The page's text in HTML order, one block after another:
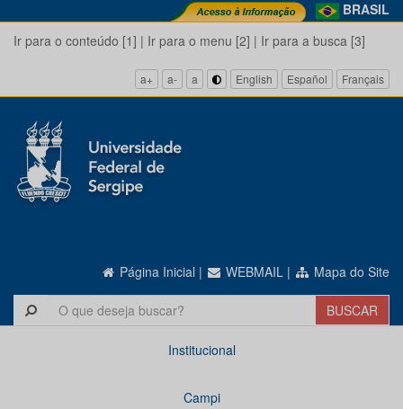
BRASIL
Ir para o conteúdo [1] | Ir para o menu [2] | Ir para a busca [3]
a+ a- a English Español Français
Página Inicial | WEBMAIL | Mapa do Site
Institucional
Campi